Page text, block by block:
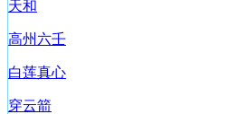
天和
高州六壬
白莲真心
穿云箭